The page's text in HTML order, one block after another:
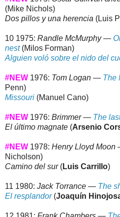
(Mike Nichols)
Dos pillos y una herencia (Luis
10 1975: Randle McMurphy —
nest(Milos Forman)
Alguien voló sobre el nido del
#NEW 1976: Tom Logan — The
Penn)
Missouri (Manuel Cano)
#NEW 1976: Brimmer — The
El último magnate (Arsenio
#NEW 1978: Henry Lloyd Moon
Nicholson)
Camino del sur(Luis Carrillo)
11 1980: Jack Torrance — The
El resplandor(Joaquín